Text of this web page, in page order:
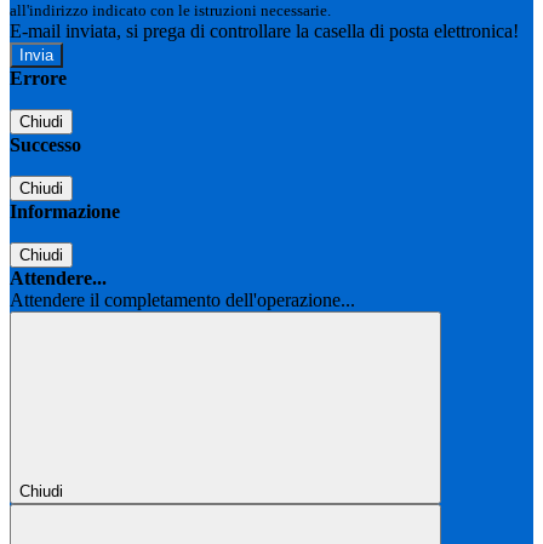
all'indirizzo indicato con le istruzioni necessarie.
E-mail inviata, si prega di controllare la casella di posta elettronica!
Errore
Chiudi
Successo
Chiudi
Informazione
Chiudi
Attendere...
Attendere il completamento dell'operazione...
Chiudi